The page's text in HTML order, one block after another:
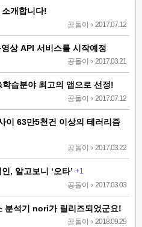
개합니다!
공돌이 › 2017.07.12
상 API 서비스를 시작예정
공돌이 › 2017.03.21
습분야 최고의 앱으로 선정!
공돌이 › 2017.07.12
이 63만5천건 이상의 테러리즘
공돌이 › 2017.03.22
, 알고보니 ‘오타’ +1
공돌이 › 2017.03.03
분석기 nori가 릴리즈되었군요!
공돌이 › 2018.09.29